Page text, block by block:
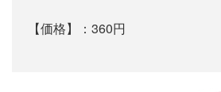
【価格】：360円